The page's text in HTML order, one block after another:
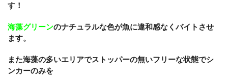
す！
海藻グリーンのナチュラルな色が魚に違和感なくバイトさせ
ます。
また海藻の多いエリアでストッパーの無いフリーな状態でシ
ンカーのみを